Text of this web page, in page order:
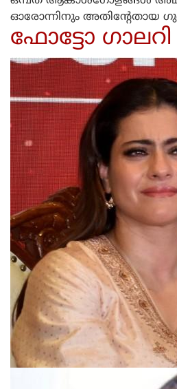
ഓരോന്നിനും അതിന്റേതായ
ഫോട്ടോ ഗാലറി